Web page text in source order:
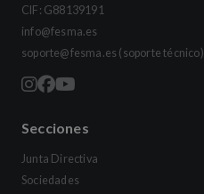
CIF: G88139191
info@fesma.es
soporte@fesma.es (soporte técnico)
Secciones
Junta Directiva
Sociedades